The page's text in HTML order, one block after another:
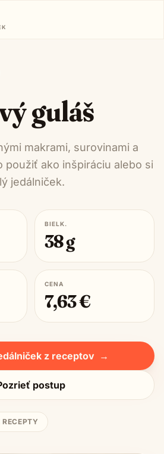
guláš
makrami, surovinami a
použiť ako inšpiráciu alebo si
jedálniček.
BIELK.
38g
CENA
7,63€
z receptov →
postup